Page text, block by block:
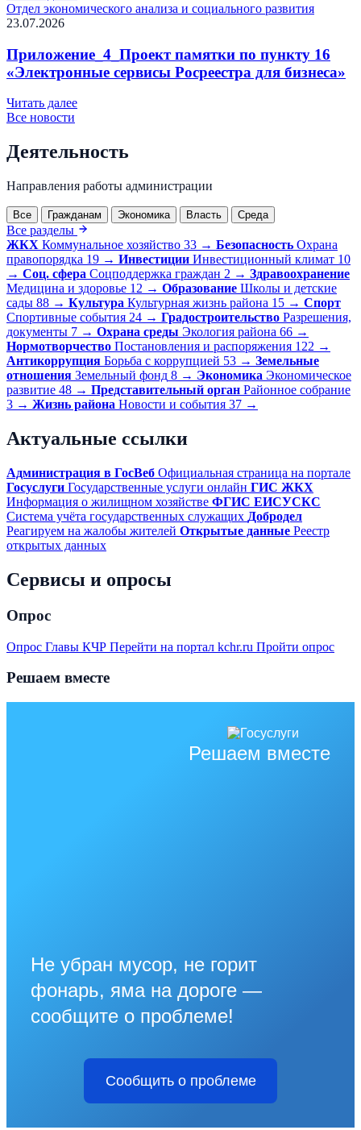
Отдел экономического анализа и социального развития
23.07.2026
Приложение_4_Проект памятки по пункту 16
«Электронные сервисы Росреестра для бизнеса»
Читать далее
Все новости
Деятельность
Направления работы администрации
Все Гражданам Экономика Власть Среда
Все разделы
ЖКХ Коммунальное хозяйство 33 → Безопасность Охрана
правопорядка 19 → Инвестиции Инвестиционный климат 10
→ Соц. сфера Соцподдержка граждан 2 → Здравоохранение
Медицина и здоровье 12 → Образование Школы и детские
сады 88 → Культура Культурная жизнь района 15 → Спорт
Спортивные события 24 → Градостроительство Разрешения,
документы 7 → Охрана среды Экология района 66 →
Нормотворчество Постановления и распоряжения 122 →
Антикоррупция Борьба с коррупцией 53 → Земельные
отношения Земельный фонд 8 → Экономика Экономическое
развитие 48 → Представительный орган Районное собрание
3 → Жизнь района Новости и события 37 →
Актуальные ссылки
Администрация в ГосВеб Официальная страница на портале
Госуслуги Государственные услуги онлайн ГИС ЖКХ
Информация о жилищном хозяйстве ФГИС ЕИСУСКС
Система учёта государственных служащих Добродел
Реагируем на жалобы жителей Открытые данные Реестр
открытых данных
Сервисы и опросы
Опрос
Опрос Главы КЧР Перейти на портал kchr.ru Пройти опрос
Решаем вместе
Решаем вместе
Не убран мусор, не горит
фонарь, яма на дороге —
сообщите о проблеме!
Сообщить о проблеме